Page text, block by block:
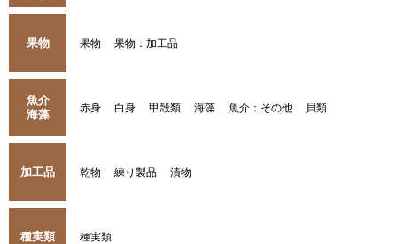
果物 果物 果物：加工品
魚介
海藻
赤身 白身 甲殻類 海藻 魚介：その他 貝類
加工品 乾物 練り製品 漬物
種実類 種実類